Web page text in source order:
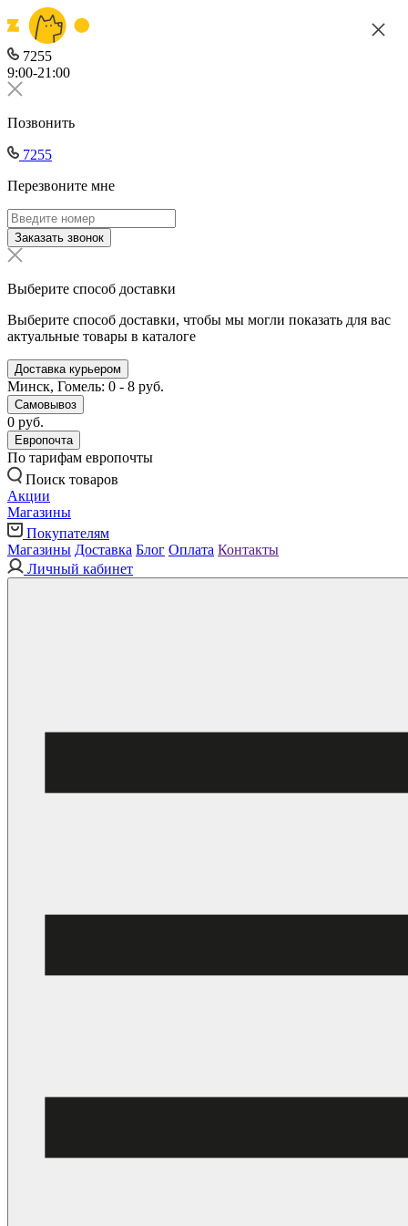
7255
9:00-21:00
Позвонить
7255
Перезвоните мне
Заказать звонок
Выберите способ доставки
Выберите способ доставки, чтобы мы могли показать для вас
актуальные товары в каталоге
Доставка курьером
Минск, Гомель: 0 - 8 руб.
Самовывоз
0 руб.
Европочта
По тарифам европочты
Поиск товаров
Акции
Магазины
Покупателям
Магазины Доставка Блог Оплата Контакты
Личный кабинет